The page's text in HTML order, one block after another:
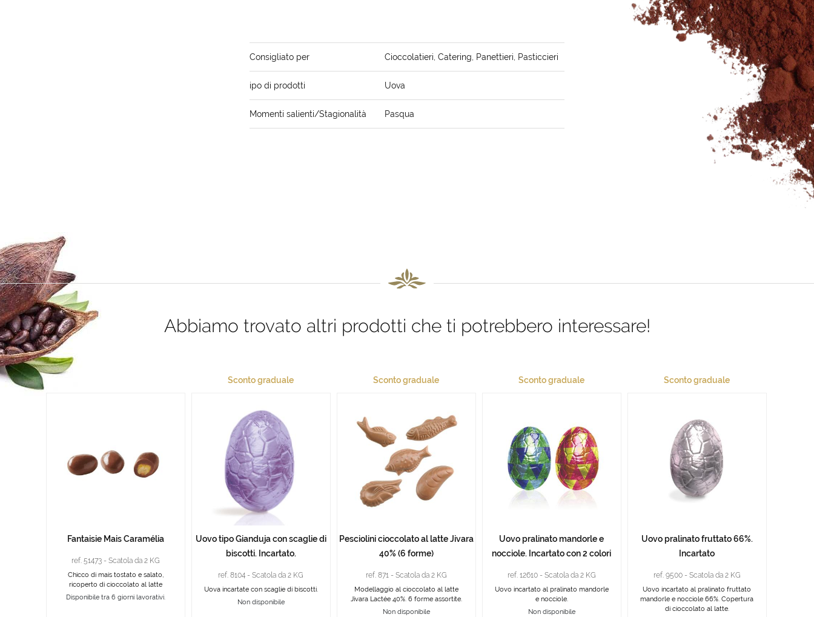
Consigliato per Cioccolatieri, Catering, Panettieri, Pasticcieri
ipo di prodotti Uova
Momenti salienti/Stagionalità Pasqua
Abbiamo trovato altri prodotti che ti potrebbero interessare!
Fantaisie Mais Caramélia
ref. 51473 - Scatola da 2 KG
Chicco di mais tostato e salato,
ricoperto di cioccolato al latte
Disponibile tra 6 giorni lavorativi.
Sconto graduale
Uovo tipo Gianduja con scaglie di
biscotti. Incartato.
ref. 8104 - Scatola da 2 KG
Uova incartate con scaglie di biscotti.
Non disponibile
Sconto graduale
Pesciolini cioccolato al latte Jivara
40% (6 forme)
ref. 871 - Scatola da 2 KG
Modellaggio al cioccolato al latte
Jivara Lactée 40%. 6 forme assortite.
Non disponibile
Sconto graduale
Uovo pralinato mandorle e
nocciole. Incartato con 2 colori
ref. 12610 - Scatola da 2 KG
Uovo incartato al pralinato mandorle
e nocciole.
Non disponibile
Sconto graduale
Uovo pralinato fruttato 66%.
Incartato
ref. 9500 - Scatola da 2 KG
Uovo incartato al pralinato fruttato
mandorle e nocciole 66%. Copertura
di cioccolato al latte.